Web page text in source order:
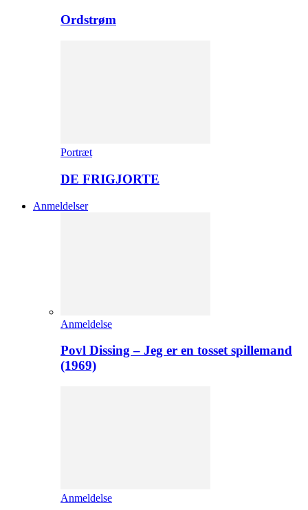
Ordstrøm
Portræt
DE FRIGJORTE
Anmeldelser
Anmeldelse
Povl Dissing – Jeg er en tosset spillemand
(1969)
Anmeldelse